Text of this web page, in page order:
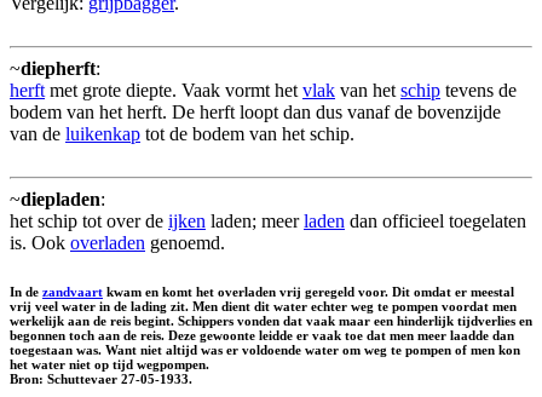
~diepherft:
herft met grote diepte. Vaak vormt het vlak van het schip tevens de
bodem van het herft. De herft loopt dan dus vanaf de bovenzijde
van de luikenkap tot de bodem van het schip.
~diepladen:
het schip tot over de ijken laden; meerladen dan officieel toegelaten
is. Ook overladen genoemd.
In de zandvaart kwam en komt het overladen vrij geregeld voor. Dit omdat er meestal
vrij veel water in de lading zit. Men dient dit water echter weg te pompen voordat men
werkelijk aan de reis begint. Schippers vonden dat vaak maar een hinderlijk tijdverlies en
begonnen toch aan de reis. Deze gewoonte leidde er vaak toe dat men meer laadde dan
toegestaan was. Want niet altijd was er voldoende water om weg te pompen of men kon
het water niet op tijd wegpompen.
Bron: Schuttevaer 27-05-1933.